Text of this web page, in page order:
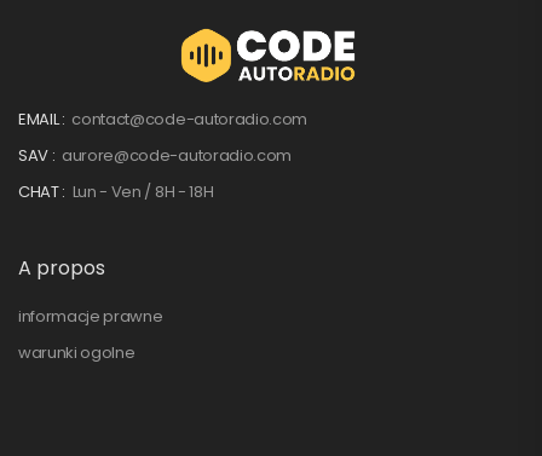
EMAIL : contact@code-autoradio.com
SAV : aurore@code-autoradio.com
CHAT : Lun - Ven / 8H - 18H
A propos
informacje prawne
warunki ogolne